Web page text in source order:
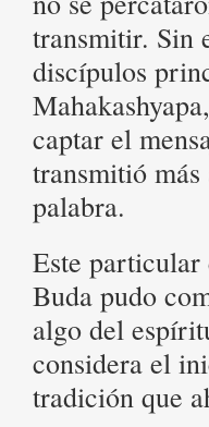
transmitir. Sin
discípulos
captar el
transmitió
palabra.
Este particular
Buda pudo
algo del
considera el
tradición que